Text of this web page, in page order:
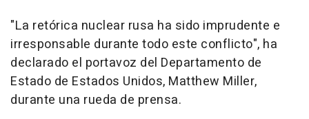
"La retórica nuclear rusa ha sido imprudente e
irresponsable durante todo este conflicto", ha
declarado el portavoz del Departamento de
Estado de Estados Unidos, Matthew Miller,
durante una rueda de prensa.